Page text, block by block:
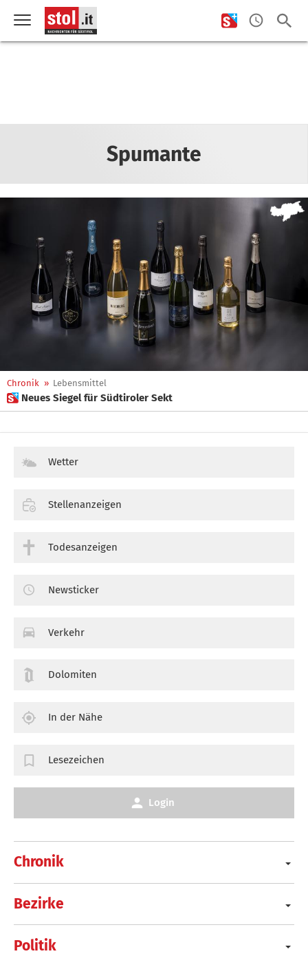
Spumante
Chronik » Lebensmittel
 Neues Siegel für Südtiroler Sekt
Chronik
Bezirke
Politik
Wetter
Stellenanzeigen
Todesanzeigen
Newsticker
Verkehr
Dolomiten
In der Nähe
Lesezeichen
Login